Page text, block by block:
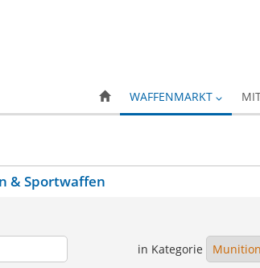
WAFFENMARKT
& Sportwaffen
in Kategorie